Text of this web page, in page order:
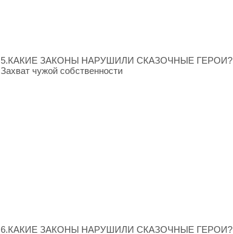
5.КАКИЕ ЗАКОНЫ НАРУШИЛИ СКАЗОЧНЫЕ ГЕРОИ?
Захват чужой собственности
6.КАКИЕ ЗАКОНЫ НАРУШИЛИ СКАЗОЧНЫЕ ГЕРОИ?